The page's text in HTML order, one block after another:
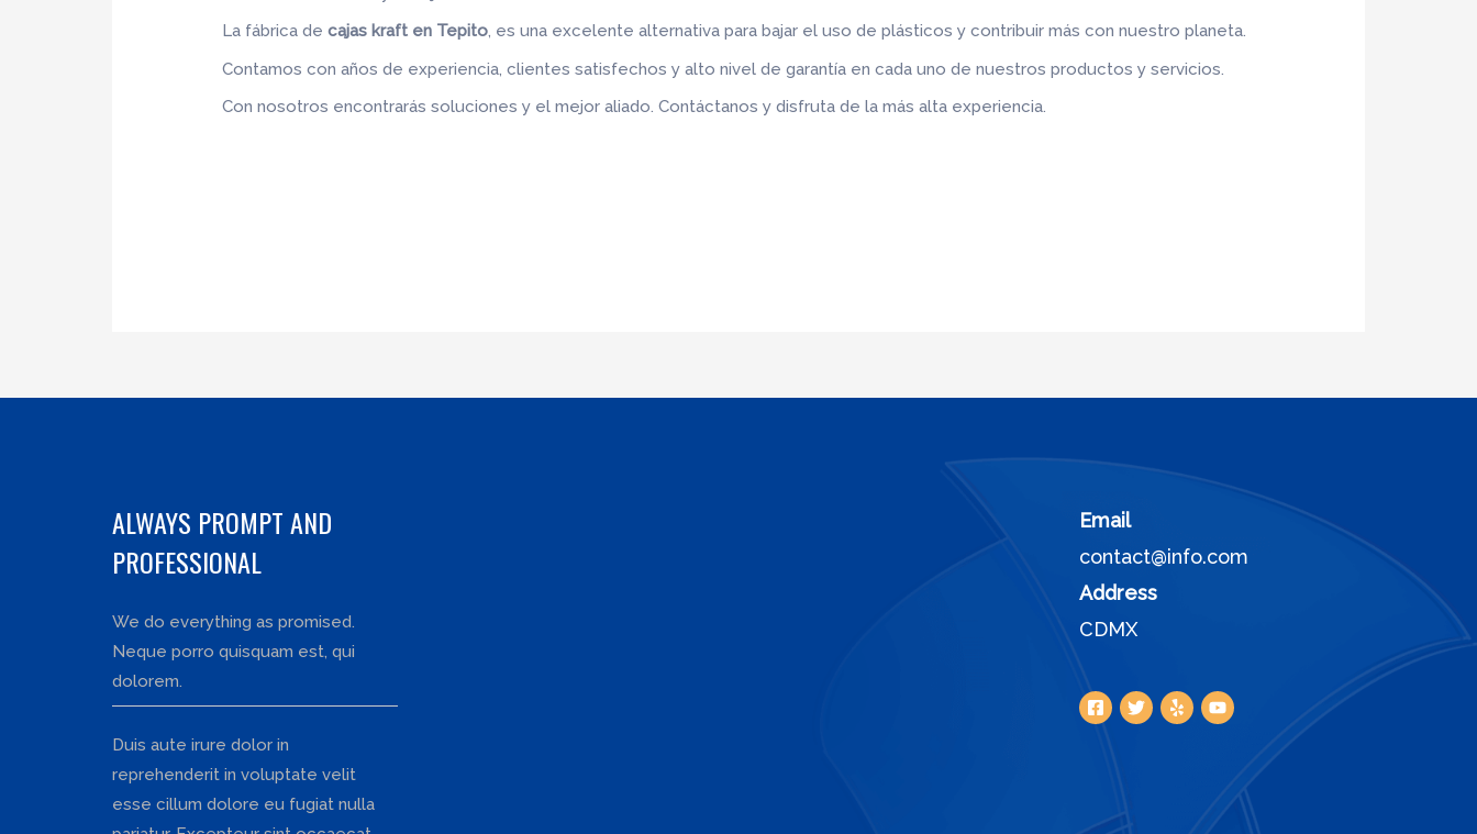
La fábrica decajas kraft en Tepito, es una excelente alternativa para bajar el uso de plásticos y contribuir más con nuestro planeta.
Contamos con años de experiencia, clientes satisfechos y alto nivel de garantía en cada uno de nuestros productos y servicios.
Con nosotros encontrarás soluciones y el mejor aliado.Contáctanos y disfruta de la más alta experiencia.
ALWAYS PROMPT AND
PROFESSIONAL
We do everything as promised.
Neque porro quisquam est, qui
dolorem.
Duis aute irure dolor in
reprehenderit in voluptate velit
esse cillum dolore eu fugiat nulla
Email
contact@info.com
Address
CDMX